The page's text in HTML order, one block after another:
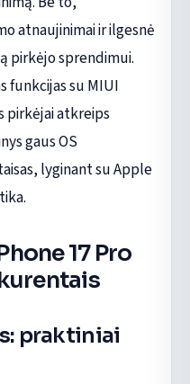
atnaujinimai ir ilgesnė
pirkėjo sprendimui.
funkcijas su MIUI
pirkėjai atkreips
gaus OS
lyginant su Apple
17 Pro
praktiniai